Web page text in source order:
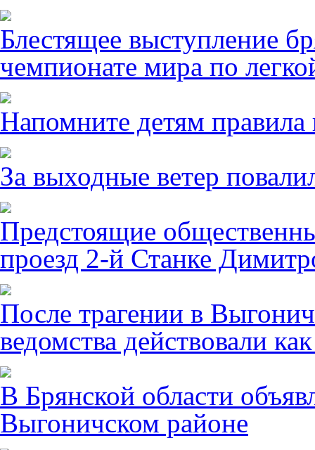
Блестящее выступление
чемпионате мира по
Напомните детям правила
За выходные ветер
Предстоящие
проезд 2-й Станке
После трагении в
ведомства действовали
В Брянской области
Выгоничском районе